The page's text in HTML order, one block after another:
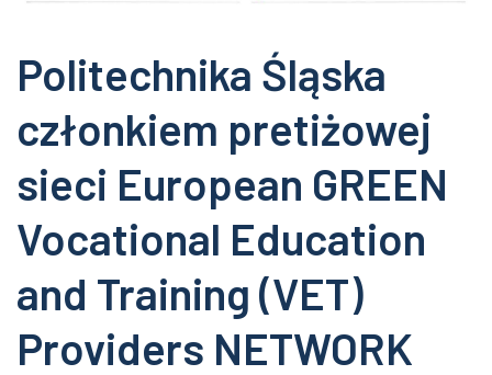
Politechnika Śląska
członkiem pretiżowej
sieci European GREEN
Vocational Education
and Training (VET)
Providers NETWORK